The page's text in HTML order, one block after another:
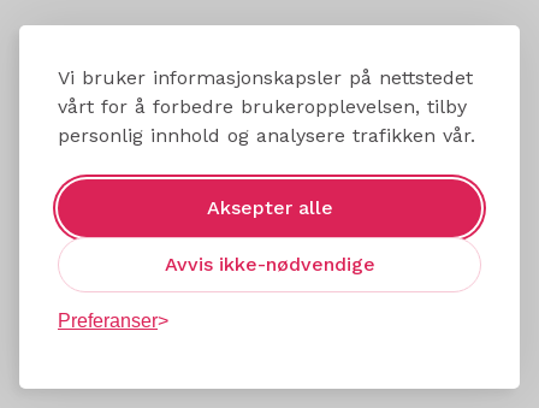
Vi bruker informasjonskapsler på nettstedet
vårt for å forbedre brukeropplevelsen, tilby
personlig innhold og analysere trafikken vår.
Aksepter alle
Avvis ikke-nødvendige
Preferanser